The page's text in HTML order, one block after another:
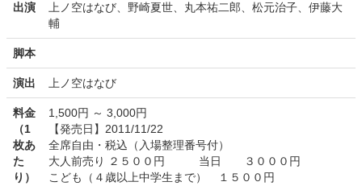
出演
上ノ空はなび、野崎夏世、丸本祐二郎、松元治子、伊藤大
輔
脚本
演出 上ノ空はなび
料金
（1
枚あ
た
り）
1,500円 ～ 3,000円
【発売日】2011/11/22
全席自由・税込（入場整理番号付）
大人前売り ２５００円 当日 ３０００円
こども（４歳以上中学生まで） １５００円